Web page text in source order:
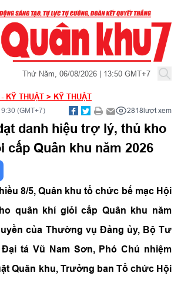
Thứ Năm, 06/08/2026 | 13:50 GMT+7
KỸ THUẬT > KỸ THUẬT
(GMT+7) 2818lượt xem
danh hiệu trợ lý, thủ kho
cấp Quân khu năm 2026
8/5, Quân khu tổ chức bế mạc Hội
quân khí giỏi cấp Quân khu năm
của Thường vụ Đảng ủy, Bộ Tư
tá Vũ Nam Sơn, Phó Chủ nhiệm
Quân khu, Trưởng ban Tổ chức Hội